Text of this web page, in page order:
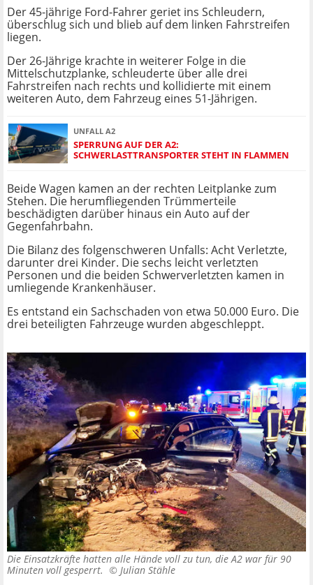
Der 45-jährige Ford-Fahrer geriet ins Schleudern,
überschlug sich und blieb auf dem linken Fahrstreifen
liegen.
Der 26-Jährige krachte in weiterer Folge in die
Mittelschutzplanke, schleuderte über alle drei
Fahrstreifen nach rechts und kollidierte mit einem
weiteren Auto, dem Fahrzeug eines 51-Jährigen.
UNFALL A2
SPERRUNG AUF DER A2:
SCHWERLASTTRANSPORTER STEHT IN FLAMMEN
Beide Wagen kamen an der rechten Leitplanke zum
Stehen. Die herumfliegenden Trümmerteile
beschädigten darüber hinaus ein Auto auf der
Gegenfahrbahn.
Die Bilanz des folgenschweren Unfalls: Acht Verletzte,
darunter drei Kinder. Die sechs leicht verletzten
Personen und die beiden Schwerverletzten kamen in
umliegende Krankenhäuser.
Es entstand ein Sachschaden von etwa 50.000 Euro. Die
drei beteiligten Fahrzeuge wurden abgeschleppt.
Die Einsatzkräfte hatten alle Hände voll zu tun, die A2 war für 90
Minuten voll gesperrt. © Julian Stähle